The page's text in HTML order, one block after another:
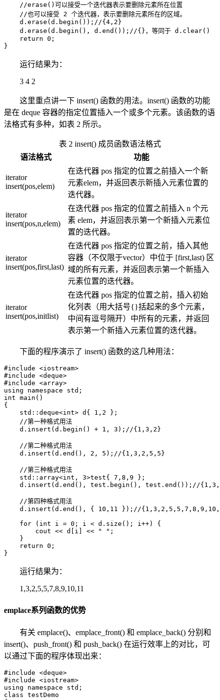
    //erase()可以接受一个迭代器表示要删除元素所在位置
    //也可以接受 2 个迭代器，表示要删除元素所在的区域。
    d.erase(d.begin());//{4,2}
    d.erase(d.begin(), d.end());//{}，等同于 d.clear()
    return 0;
}
运行结果为：
3 4 2
这里重点讲一下 insert() 函数的用法。insert() 函数的功能
是在 deque 容器的指定位置插入一个或多个元素。该函数的语
法格式有多种，如表 2 所示。
表 2 insert() 成员函数语法格式
语法格式
功能
iterator
insert(pos,elem)
在迭代器 pos 指定的位置之前插入一个新
元素elem，并返回表示新插入元素位置的
迭代器。
iterator
insert(pos,n,elem)
在迭代器 pos 指定的位置之前插入 n 个元
素 elem，并返回表示第一个新插入元素位
置的迭代器。
iterator
insert(pos,first,last)
在迭代器 pos 指定的位置之前，插入其他
容器（不仅限于vector）中位于 [first,last) 区
域的所有元素，并返回表示第一个新插入
元素位置的迭代器。
iterator
insert(pos,initlist)
在迭代器 pos 指定的位置之前，插入初始
化列表（用大括号{}括起来的多个元素，
中间有逗号隔开）中所有的元素，并返回
表示第一个新插入元素位置的迭代器。
下面的程序演示了 insert() 函数的这几种用法：
#include <iostream>
#include <deque>
#include <array>
using namespace std;
int main()
{
    std::deque<int> d{ 1,2 };
    //第一种格式用法
    d.insert(d.begin() + 1, 3);//{1,3,2}
    //第二种格式用法
    d.insert(d.end(), 2, 5);//{1,3,2,5,5}
    //第三种格式用法
    std::array<int, 3>test{ 7,8,9 };
d.insert(d.end(), test.begin(), test.end());//
    //第四种格式用法
d.insert(d.end(), { 10,11 });//
    for (int i = 0; i < d.size(); i++) {
        cout << d[i] << " ";
    }
    return 0;
}
运行结果为：
1,3,2,5,5,7,8,9,10,11
emplace系列函数的优势
有关 emplace()、emplace_front() 和 emplace_back() 分别和
insert()、push_front() 和 push_back() 在运行效率上的对比，可
以通过下面的程序体现出来：
#include <deque>
#include <iostream>
using namespace std;
class testDemo